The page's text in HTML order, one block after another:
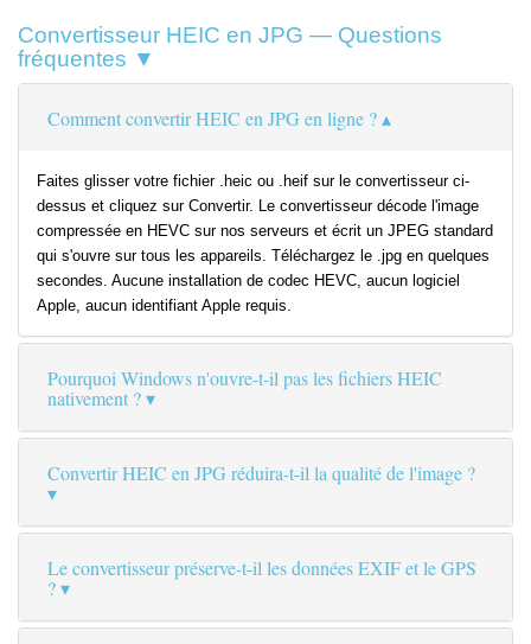
Convertisseur HEIC en JPG — Questions
fréquentes ▼
Comment convertir HEIC en JPG en ligne ?
Faites glisser votre fichier .heic ou .heif sur le convertisseur ci-
dessus et cliquez sur Convertir. Le convertisseur décode l'image
compressée en HEVC sur nos serveurs et écrit un JPEG standard
qui s'ouvre sur tous les appareils. Téléchargez le .jpg en quelques
secondes. Aucune installation de codec HEVC, aucun logiciel
Apple, aucun identifiant Apple requis.
Pourquoi Windows n'ouvre-t-il pas les fichiers HEIC
nativement ?
Convertir HEIC en JPG réduira-t-il la qualité de l'image ?
Le convertisseur préserve-t-il les données EXIF et le GPS
?